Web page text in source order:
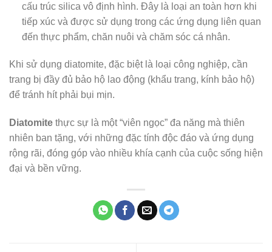
cấu trúc silica vô định hình. Đây là loại an toàn hơn khi
tiếp xúc và được sử dụng trong các ứng dụng liên quan
đến thực phẩm, chăn nuôi và chăm sóc cá nhân.
Khi sử dụng diatomite, đặc biệt là loại công nghiệp, cần
trang bị đầy đủ bảo hộ lao động (khẩu trang, kính bảo hộ)
để tránh hít phải bụi mịn.
Diatomite thực sự là một “viên ngọc” đa năng mà thiên
nhiên ban tặng, với những đặc tính độc đáo và ứng dụng
rộng rãi, đóng góp vào nhiều khía cạnh của cuộc sống hiện
đại và bền vững.